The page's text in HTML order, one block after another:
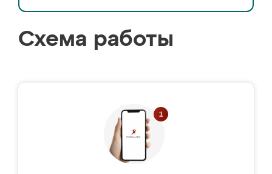
Схема работы